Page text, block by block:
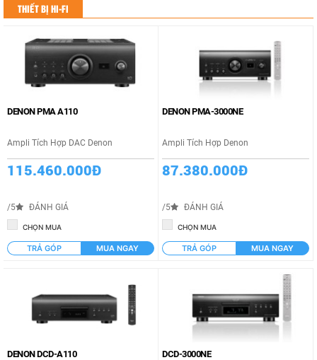
THIẾT BỊ HI-FI
DENON PMA A110
Ampli Tích Hợp DAC Denon
115.460.000Đ
/5 ĐÁNH GIÁ
CHỌN MUA
TRẢ GÓP MUA NGAY
DENON PMA-3000NE
Ampli Tích Hợp Denon
87.380.000Đ
/5 ĐÁNH GIÁ
CHỌN MUA
TRẢ GÓP MUA NGAY
DENON DCD-A110 DCD-3000NE